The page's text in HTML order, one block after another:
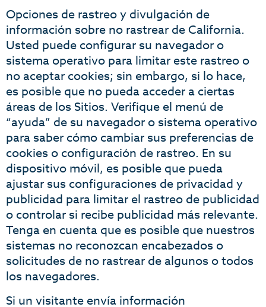
Opciones de rastreo y divulgación de
información sobre no rastrear de California.
Usted puede configurar su navegador o
sistema operativo para limitar este rastreo o
no aceptar cookies; sin embargo, si lo hace,
es posible que no pueda acceder a ciertas
áreas de los Sitios. Verifique el menú de
“ayuda” de su navegador o sistema operativo
para saber cómo cambiar sus preferencias de
cookies o configuración de rastreo. En su
dispositivo móvil, es posible que pueda
ajustar sus configuraciones de privacidad y
publicidad para limitar el rastreo de publicidad
o controlar si recibe publicidad más relevante.
Tenga en cuenta que es posible que nuestros
sistemas no reconozcan encabezados o
solicitudes de no rastrear de algunos o todos
los navegadores.
Si un visitante envía información